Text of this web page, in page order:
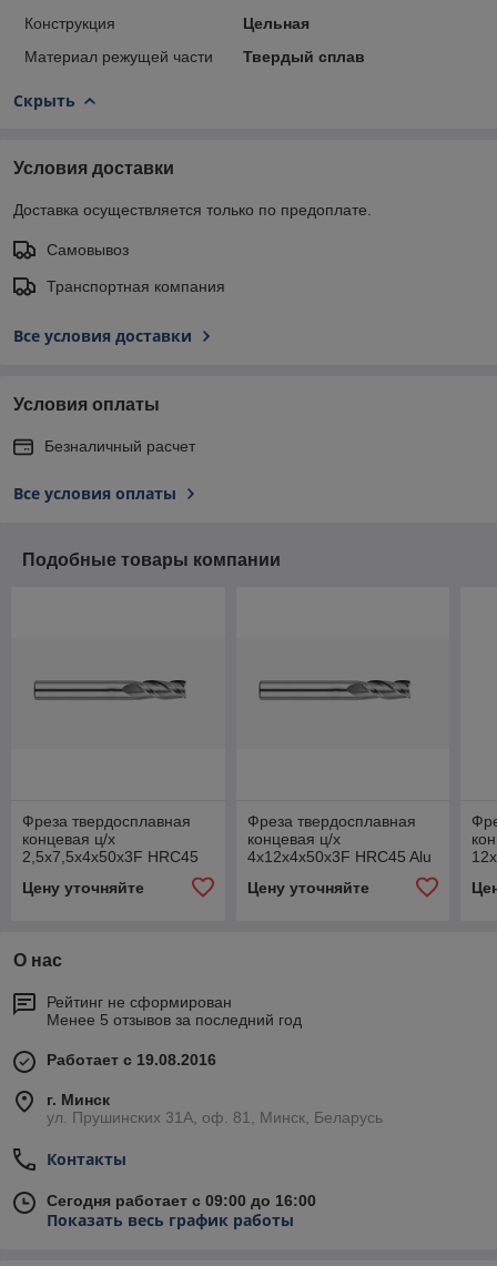
Конструкция
Цельная
Материал режущей части
Твердый сплав
Скрыть
Условия доставки
Доставка осуществляется только по предоплате.
Самовывоз
Транспортная компания
Все условия доставки
Условия оплаты
Безналичный расчет
Все условия оплаты
Подобные товары компании
Фреза твердосплавная
концевая ц/х
2,5х7,5х4х50х3F HRC45
Цену уточняйте
Фреза твердосплавная
концевая ц/х
4х12х4х50х3F HRC45 Alu
Цену уточняйте
О нас
Рейтинг не сформирован
Менее 5 отзывов за последний год
Работает с 19.08.2016
г. Минск
ул. Прушинских 31А, оф. 81, Минск, Беларусь
Контакты
Сегодня работает с 09:00 до 16:00
Показать весь график работы